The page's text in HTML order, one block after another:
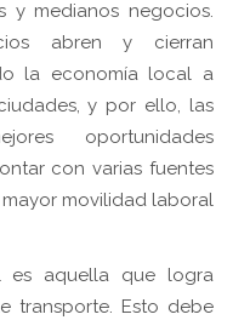
y medianos negocios.
abren y cierran
la economía local a
y por ello, las
oportunidades
con varias fuentes
movilidad laboral
es aquella que logra
transporte. Esto debe